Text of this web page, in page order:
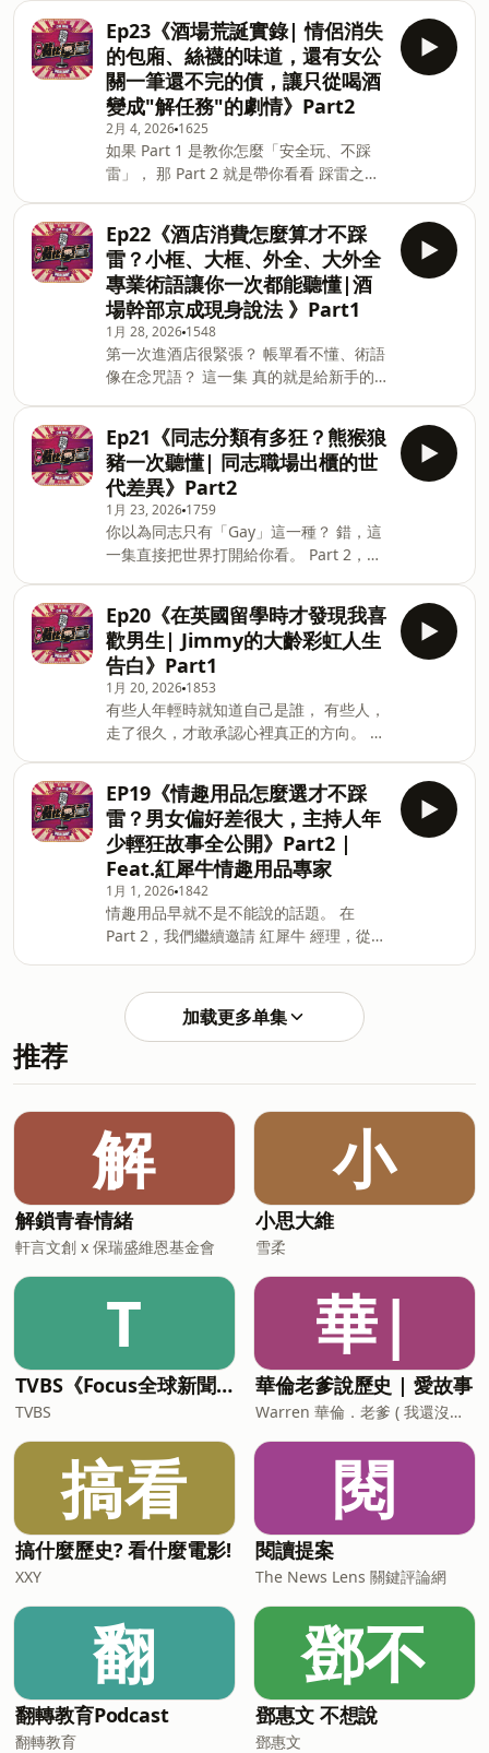
論👇 【瘦瘦針，是逃避，還是止血？】 當
努力運動、節食、心理壓力都失效時， 瘦
瘦針到底是偷吃步，還是醫療介入？ 使用
它的人，真的比較不努力嗎？ 還是只是走
了一條比較快被接受的路？ 【當瘦瘦針變
成常態，不打的人會不會被淘汰？】 當
「變瘦」
&nbsp;&nbsp;照顧人生無法預期何時
來！「先來一杯 我們再聊」聆聽照顧者、
陪你預備長照未來！點擊連結，讓我們有
機會不在照顧困境掙扎。&nbsp; —— 以
上為 Firstory Podcast 廣告 —— 在這個
「人人都說要做自己」的年代， 為什麼
「胖」還是像一種不能被原諒的狀態？
Part 1，我們直接開戰身材焦慮最核心的
三個問題👇 在文明社會裡，「胖」是不是
早就被默認成負面標籤？ 身材，真的有資
格成為被他人批評的理由嗎？ 你努力瘦下
來，是為了自己，還是只是害怕被看不
起？ 本集來賓 Abbey，曾在求學階段因
為身材被霸凌， 一路從「被仇視的胖
子」，走到「成功瘦下來的人」。 但更殘
酷的是，她坦承—— 瘦了之後，自己也不
知不覺成了仇胖的一份子
Ep23《酒場荒誕實錄| 情侶消失
的包廂、絲襪的味道，還有女公
關一筆還不完的債，讓只從喝酒
變成"解任務"的劇情》Part2
2月 4, 2026 1625
如果 Part 1 是教你怎麼「安全玩、不踩
雷」， 那 Part 2 就是帶你看看 踩雷之
店幹部 京成， 分享那些在酒場裡 聽過、
看過、甚至親身經歷的荒誕故事。 🍸 本
集 Part 2 重點內容 情侶一起進包廂， 結
果雙雙消失在廁所，只留下耐人尋味的
「證據」 店內女公關原本只做陪喝酒，
卻誤入男公關世界，欠下難以想像的債務
當債務追上來， 人會被迫做出哪些「原本
不在選項裡的選擇」 酒場光鮮亮麗的背
後， 有多少現實其實很冷、很硬、很真實
這一集不是獵奇取向， 而是用故事告訴
你： 酒場很好玩，但有些線，一旦跨過去
就回不來。 📩 對酒場文化有興趣、或想
更深入了解的觀眾 這邊也提供京程的聯繫
方式： Ig帳號👉 qp_db8786 Line👉
dbqp8786 歡迎私訊交流、理性發問、理
性消費。 ⚠️ 節目內容為真實案例改編 ⚠️
理性飲酒，理性娛樂 ⚠️ 未滿
Ep22《酒店消費怎麼算才不踩
雷？小框、大框、外全、大外全
專業術語讓你一次都能聽懂|酒
場幹部京成現身說法 》Part1
1月 28, 2026 1548
第一次進酒店很緊張？ 帳單看不懂、術語
像在念咒語？ 這一集 真的就是給新手的
365 天，大概有 300 天在喝酒， 長期身
處酒場第一線、目前擔任酒店幹部， 用
「人話」幫你拆解酒店世界的運作邏輯。
🔍 本集 Part 1 重點內容 酒店消費模式怎
麼算？哪些地方最容易踩雷 新手常被坑的
關鍵環節有哪些 酒場常見黑話一次翻譯給
你聽 小框是什麼？ 大框差在哪？ 外全、
大外全到底在全什麼？ 什麼情況該玩、什
麼情況該停 怎麼玩，才是「放心、不後
悔、不被當盤子」 這集不是鼓勵你亂玩，
而是 讓你知道怎麼玩，才不會出事。 📩
對酒場文化有興趣、或想更深入了解的觀
眾 這邊也提供京程的聯繫方式： Ig帳號
👉 qp_db8786 Line👉 dbqp8786 歡迎
私訊交流、理性發問、理性消費。 ⚠️ 未
滿 18 歲請勿飲酒 ⚠️ 理性娛樂，量力而為
合作邀約:mouthp
Ep21《同志分類有多狂？熊猴狼
豬一次聽懂| 同志職場出櫃的世
代差異》Part2
1月 23, 2026 1759
你以為同志只有「Gay」這一種？ 錯，這
一集直接把世界打開給你看。 Part 2，我
會教 👉 Google 也不一定找得到 👉 但同
志圈內一聽就懂的「分類與黑話」。 從
熊、猴、狼、豬，到各種交友平台常用的
名詞， 這一集根本是同志文化速成班，也
是一座名副其實的「動物園」。 如果對
Jimmy哥有興趣的觀眾可以追蹤他的IG：
no_name_allowed 但笑著笑著，故事突
然轉重。 Jimmy 哥也談到他那個年代的
職場現實—— 同志不能出櫃，只能硬著頭
皮融入「直男文化」， 跟同事一起進聲色
場所、一起點小姐， 甚至被迫接受那些一
輩子忘不了的特別服務。 本集你會聽到👇
🌈 同志圈常見的分類與背後的文化差異
🌈 同志交友時，常用但外人聽不懂的名詞
解密 🌈 那個「不能出櫃的年代」，職場
對同志的真實壓力 🌈 為了不被懷疑，只
能假裝成異性戀的荒謬日常 🌈 到了現
Ep20《在英國留學時才發現我喜
歡男生| Jimmy的大齡彩虹人生
告白》Part1
1月 20, 2026 1853
有些人年輕時就知道自己是誰， 有些人，
走了很久，才敢承認心裡真正的方向。 本
「大齡彩虹人生」。 他在Gay圈也是有花
名的，如果對他有興趣的觀眾可以追蹤他
的IG：no_name_allowed 從英國留學期
間，第一次意識到自己對男生的吸引，到
開始對同志族群產生好奇、嘗試認識這個
世界，這不是一個轟轟烈烈的出櫃故事，
而是一段慢慢誠實面對自己的過程。 本集
你會聽到 在英國留學時，是什麼瞬間讓他
發現「不太一樣」對同志感興趣後，可以
網站、交友方式與約會地點分享大齡才踏
進彩虹世界，內心的拉扯與不安如果能回
約:mouthpunch0902@gmail.com 告訴
EP19《情趣用品怎麼選才不踩
雷？男女偏好差很大，主持人年
少輕狂故事全公開》Part2 |
Feat.紅犀牛情趣用品專家
1月 1, 2026 1842
情趣用品早就不是不能說的話題。 在
Part 2，我們繼續邀請 紅犀牛 經理，從市
功能設計到心理接受度，這集不只講產
品，也講人。 現在市面上的情趣用品有哪
享年少輕狂的荒唐嘗試，笑中帶點血淚 正
確使用情趣用品，真的能讓伴侶感情升
溫？ 這一集不是教你怎麼玩，而是讓你更
懂彼此。 🎧 如果你以為情趣用品只是刺
激，聽完可能會改觀。 ⚠️ 本集為成人向
話題，適合成熟觀眾 🔔 訂閱＋開啟通
知，錯過真的可惜 如果對於我們聊的內容
有興趣的，可以點以下的網頁 優惠傳送
門：https://redino.shop/mo... 🎉 結帳
&nbsp;&nbsp; 適用商品：大魟魚、
加载更多单集
推荐
解
解鎖青春情緒
軒言文創 x 保瑞盛維恩基金會
小
小思大維
雪柔
T
TVBS《Focus全球新聞》
TVBS
華|
華倫老爹說歷史 | 愛故事
Warren 華倫．老爹 ( 我還沒這麼老，可先不加老爹 )
搞看
搞什麼歷史? 看什麼電影!
XXY
閱
閱讀提案
The News Lens 關鍵評論網
翻
翻轉教育Podcast
翻轉教育
鄧不
鄧惠文 不想說
鄧惠文